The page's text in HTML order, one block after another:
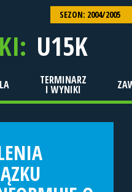
SEZON: 2004/2005
U15K
TERMINARZ
I WYNIKI